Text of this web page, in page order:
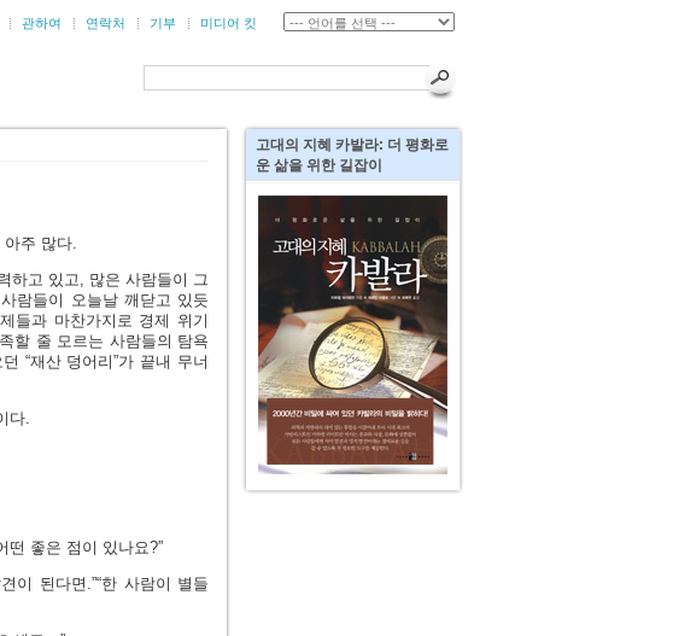
관하여 연락처 기부 미디어 킷
주 많다.
하고 있고, 많은 사람들이 그
람들이 오늘날 깨닫고 있듯
들과 마찬가지로 경제 위기
할 줄 모르는 사람들의 탐욕
“재산 덩어리”가 끝내 무너
다.
떤 좋은 점이 있나요?”
이 된다면.”“한 사람이 별들
고대의 지혜 카발라: 더 평화로
운 삶을 위한 길잡이